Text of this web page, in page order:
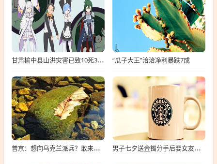
甘肃榆中县山洪灾害已致10死33失联 “瓜子大王”洽洽净利暴跌7成
普京：想向乌克兰派兵？敢来就打，普京，敢派兵到乌克兰，将面临严厉反击 男子七夕送金镯分手后要女友还钱